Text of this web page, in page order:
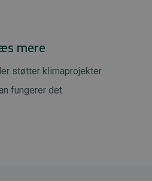
mere
støtter klimaprojekter
fungerer det